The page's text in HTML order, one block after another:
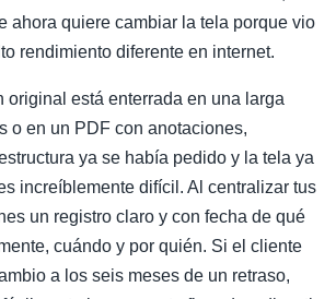
ahora quiere cambiar la tela porque vio
rendimiento diferente en internet.
original está enterrada en una larga
o en un PDF con anotaciones,
ya se había pedido y la tela ya
increíblemente difícil. Al centralizar tus
un registro claro y con fecha de qué
cuándo y por quién. Si el cliente
a los seis meses de un retraso,